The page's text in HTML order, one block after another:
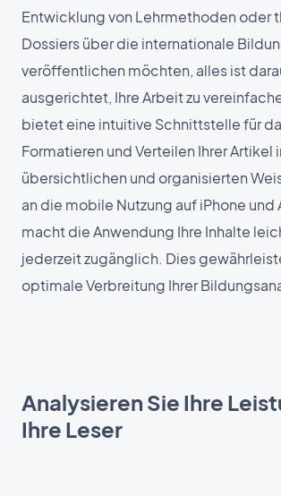
Entwicklung von Lehrmethoden oder
Dossiers über die internationale
veröffentlichen möchten, alles ist
ausgerichtet, Ihre Arbeit zu
bietet eine intuitive Schnittstelle für
Formatieren und Verteilen Ihrer Artikel
übersichtlichen und organisierten
an die mobile Nutzung auf iPhone und
macht die Anwendung Ihre Inhalte
jederzeit zugänglich. Dies
optimale Verbreitung Ihrer
Analysieren Sie Ihre
Ihre Leser